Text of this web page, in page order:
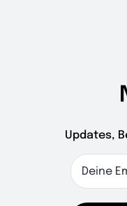
Updates,